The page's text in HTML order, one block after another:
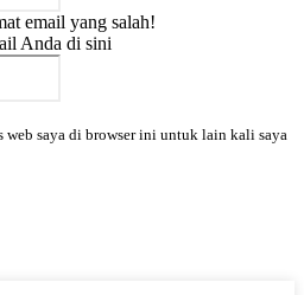
email yang salah!
Anda di sini
web saya di browser ini untuk lain kali saya